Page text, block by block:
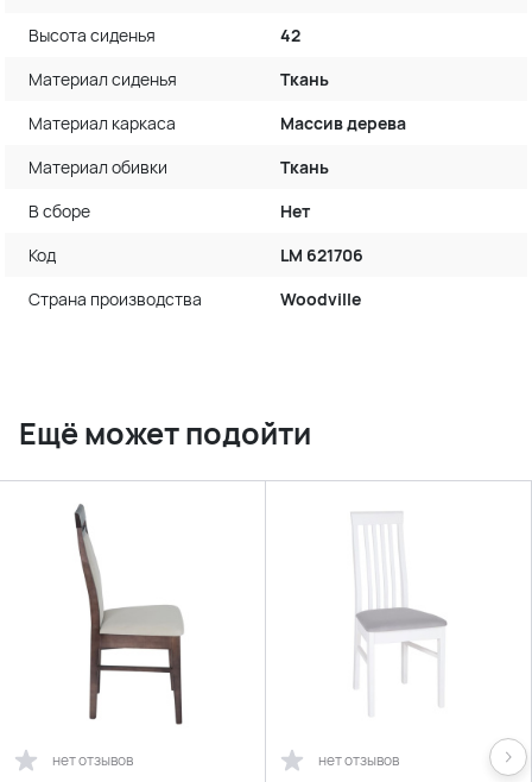
Высота сиденья
42
Материал сиденья
Ткань
Материал каркаса
Массив дерева
Материал обивки
Ткань
В сборе
Нет
Код
LM 621706
Страна производства
Woodville
Ещё может подойти
нет отзывов нет отзывов